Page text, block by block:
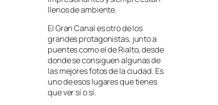
llenos de ambiente.
El Gran Canal es otro de los
grandes protagonistas, junto a
puentes como el de Rialto, desde
donde se consiguen algunas de
las mejores fotos de la ciudad. Es
uno de esos lugares que tienes
que ver sí o sí.